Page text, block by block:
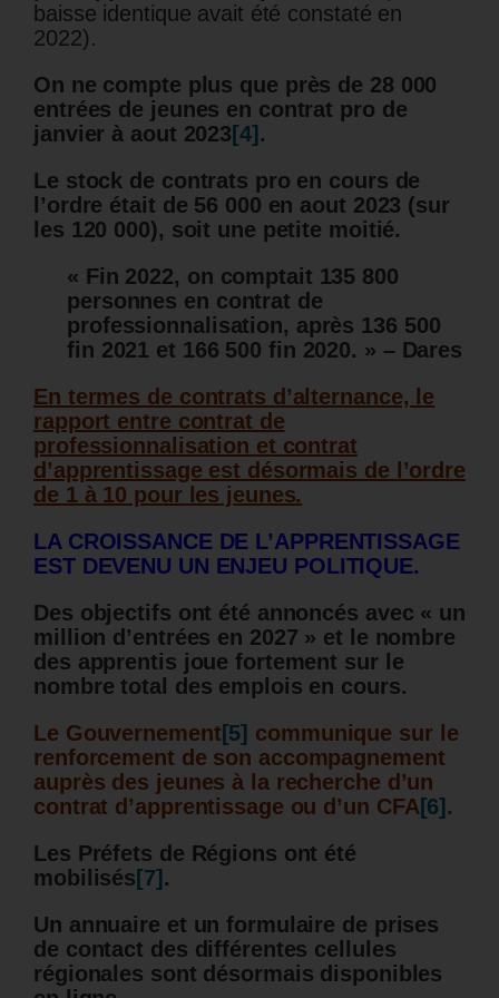
baisse identique avait été constaté en
2022).
On ne compte plus que près de 28 000
entrées de jeunes en contrat pro de
janvier à aout 2023 [4] .
Le stock de contrats pro en cours de
l’ordre était de 56 000 en aout 2023 (sur
les 120 000), soit une petite moitié.
« Fin 2022, on comptait 135 800
personnes en contrat de
professionnalisation, après 136 500
fin 2021 et 166 500 fin 2020. » – Dares
En termes de contrats d’alternance, le
rapport entre contrat de
professionnalisation et contrat
d’apprentissage est désormais de l’ordre
de 1 à 10 pour les jeunes.
LA CROISSANCE DE L’APPRENTISSAGE
EST DEVENU UN ENJEU POLITIQUE.
Des objectifs ont été annoncés avec « un
million d’entrées en 2027 » et le nombre
des apprentis joue fortement sur le
nombre total des emplois en cours.
Le Gouvernement [5] communique sur le
renforcement de son accompagnement
auprès des jeunes à la recherche d’un
contrat d’apprentissage ou d’un CFA [6] .
Les Préfets de Régions ont été
mobilisés [7] .
Un annuaire et un formulaire de prises
de contact des différentes cellules
régionales sont désormais disponibles